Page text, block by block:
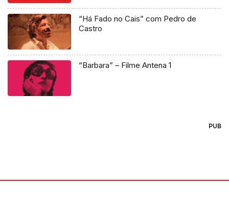
“Há Fado no Cais” com Pedro de
Castro
“Barbara” – Filme Antena 1
PUB